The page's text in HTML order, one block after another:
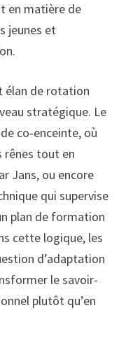
en matière de
jeunes et
élan de rotation
stratégique. Le
co-enceinte, où
rênes tout en
Jans, ou encore
qui supervise
plan de formation
cette logique, les
d’adaptation
le savoir-
plutôt qu’en